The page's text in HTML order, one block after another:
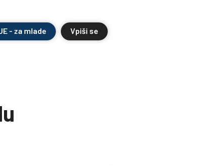
- za mlade Vpiši se